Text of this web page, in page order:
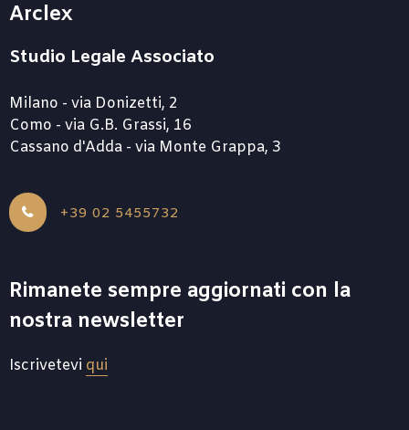
Arclex
Studio Legale Associato
Milano - via Donizetti, 2
Como - via G.B. Grassi, 16
Cassano d'Adda - via Monte Grappa, 3
+39 02 5455732
Rimanete sempre aggiornati con la
nostra newsletter
Iscrivetevi qui